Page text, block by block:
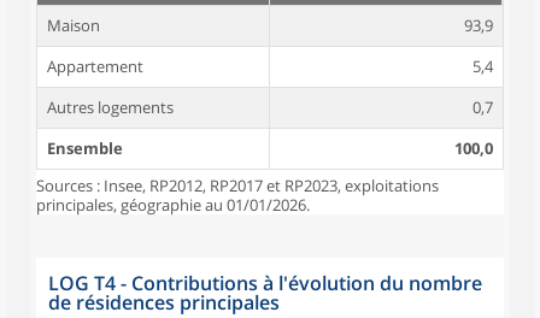
Maison
93,9
Appartement
5,4
Autres logements
0,7
Ensemble
100,0
Sources : Insee, RP2012, RP2017 et RP2023, exploitations
principales, géographie au 01/01/2026.
LOG T4 - Contributions à l'évolution du nombre
de résidences principales